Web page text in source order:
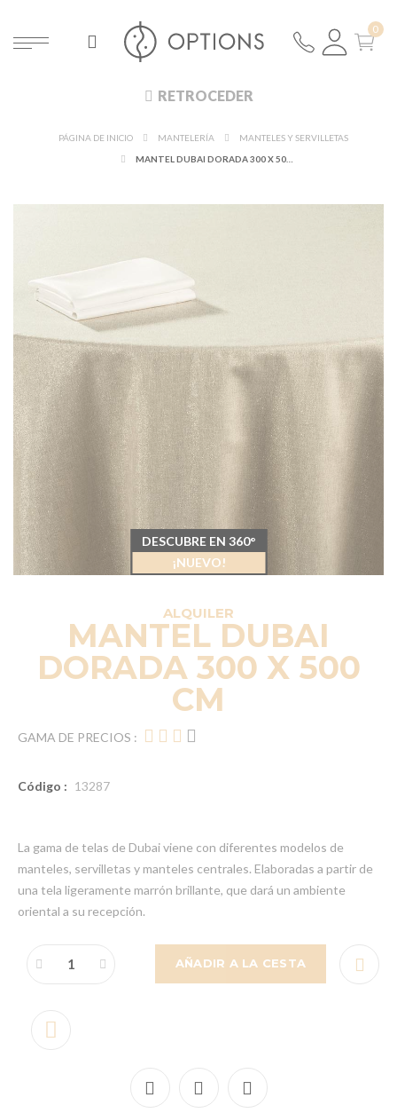
RETROCEDER
PÁGINA DE INICIO MANTELERÍA
MANTELES Y SERVILLETAS
ALQUILER
MANTEL DUBAI
DORADA 300 X 500
CM
GAMA DE PRECIOS :
Código : 13287
La gama de telas de Dubai viene con diferentes modelos de
manteles, servilletas y manteles centrales. Elaboradas a partir de
una tela ligeramente marrón brillante, que dará un ambiente
oriental a su recepción.
AÑADIR A LA CESTA
DESCUBRE EN 360°
¡NUEVO!